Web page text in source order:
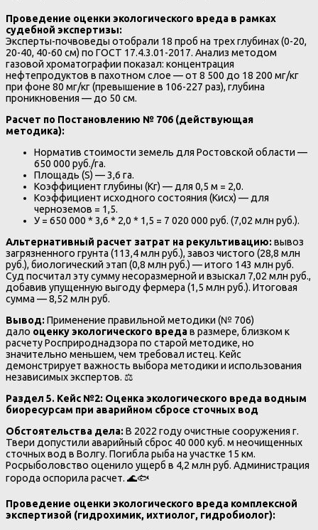
Проведение оценки экологического вреда в рамках
судебной экспертизы:
Эксперты-почвоведы отобрали 18 проб на трех глубинах (0-20,
20-40, 40-60 см) по ГОСТ 17.4.3.01-2017. Анализ методом
газовой хроматографии показал: концентрация
нефтепродуктов в пахотном слое — от 8 500 до 18 200 мг/кг
при фоне 80 мг/кг (превышение в 106-227 раз), глубина
проникновения — до 50 см.
Расчет по Постановлению № 706 (действующая
методика):
Норматив стоимости земель для Ростовской области —
650 000 руб./га.
Площадь (S) — 3,6 га.
Коэффициент глубины (Кг) — для 0,5 м = 2,0.
Коэффициент исходного состояния (Кисх) — для
черноземов = 1,5.
У = 650 000 * 3,6 * 2,0 * 1,5 = 7 020 000 руб. (7,02 млн руб.).
Альтернативный расчет затрат на рекультивацию:вывоз
загрязненного грунта (113,4 млн руб.), завоз чистого (28,8 млн
руб.), биологический этап (0,8 млн руб.) — итого 143 млн руб.
Суд посчитал эту сумму несоразмерной и взыскал 7,02 млн руб.,
добавив упущенную выгоду фермера (1,5 млн руб.). Итоговая
сумма — 8,52 млн руб.
Вывод:Применение правильной методики (№ 706)
дало оценку экологического вредав размере, близком к
расчету Росприроднадзора по старой методике, но
значительно меньшем, чем требовал истец. Кейс
демонстрирует важность выбора методики и использования
независимых экспертов. ⚖️
Раздел 5. Кейс №2: Оценка экологического вреда водным
биоресурсам при аварийном сбросе сточных вод
Обстоятельства дела:В 2022 году очистные сооружения г.
Твери допустили аварийный сброс 40 000 куб. м неочищенных
сточных вод в Волгу. Погибла рыба на участке 15 км.
Росрыболовство оценило ущерб в 4,2 млн руб. Администрация
города оспорила расчет. 🌊🐟
Проведение оценки экологического вреда комплексной
экспертизой (гидрохимик, ихтиолог, гидробиолог):